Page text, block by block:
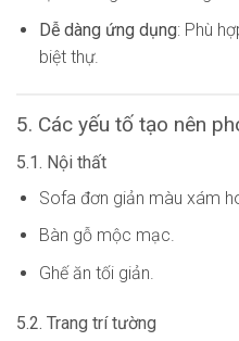
Dễ dàng ứng dụng: Phù
biệt thự.
5. Các yếu tố tạo nên
5.1. Nội thất
Sofa đơn giản màu xám
Bàn gỗ mộc mạc.
Ghế ăn tối giản.
5.2. Trang trí tường